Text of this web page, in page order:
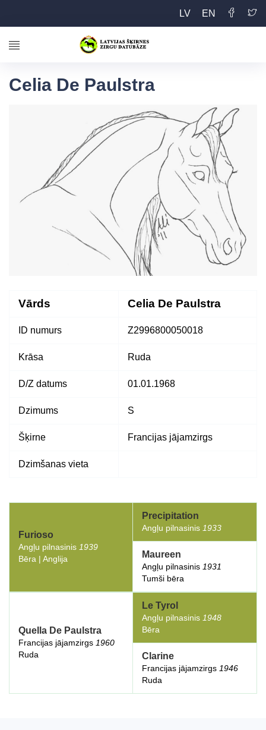
LV EN
Celia De Paulstra
Vārds Celia De Paulstra
ID numurs Z2996800050018
Krāsa Ruda
D/Z datums 01.01.1968
Dzimums S
Šķirne Francijas jājamzirgs
Dzimšanas vieta
Furioso
Angļu pilnasinis 1939
Bēra | Anglija
Precipitation
Angļu pilnasinis 1933
Maureen
Angļu pilnasinis 1931
Tumši bēra
Quella De Paulstra
Francijas jājamzirgs 1960
Ruda
Le Tyrol
Angļu pilnasinis 1948
Bēra
Clarine
Francijas jājamzirgs 1946
Ruda